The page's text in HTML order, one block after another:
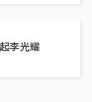
李光耀